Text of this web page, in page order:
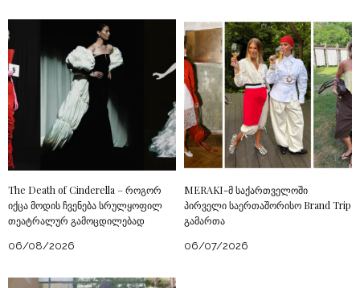
The Death of Cinderella – როგორ
იქცა მოდის ჩვენება სრულყოფილ
თეატრალურ გამოცდილებად
06/08/2026
MERAKI-მ საქართველოში
პირველი საერთაშორისო Brand Trip
გამართა
06/07/2026